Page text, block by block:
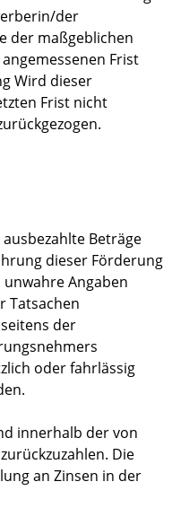
der
der maßgeblichen
Frist
Wird dieser
Frist nicht
Beträge
dieser Förderung
Angaben
Tatsachen
der
oder fahrlässig
innerhalb der von
Die
an Zinsen in der